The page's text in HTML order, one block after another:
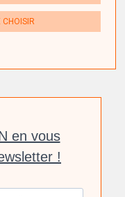
CHOISIR